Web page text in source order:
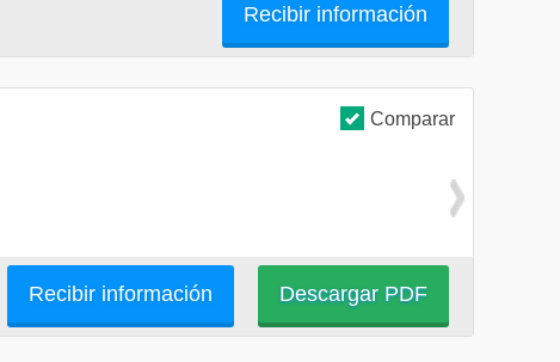
Recibir información
Comparar
Descargar PDF
Recibir información